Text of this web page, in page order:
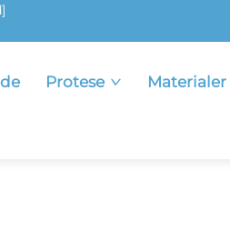
Protese Materialer